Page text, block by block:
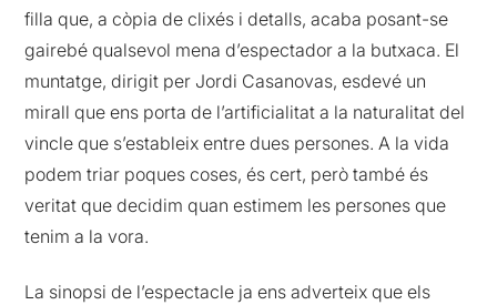
filla que, a còpia de clixés i detalls, acaba posant-se
gairebé qualsevol mena d’espectador a la butxaca. El
muntatge, dirigit per Jordi Casanovas, esdevé un
mirall que ens porta de l’artificialitat a la naturalitat del
vincle que s’estableix entre dues persones. A la vida
podem triar poques coses, és cert, però també és
veritat que decidim quan estimem les persones que
tenim a la vora.
La sinopsi de l’espectacle ja ens adverteix que els